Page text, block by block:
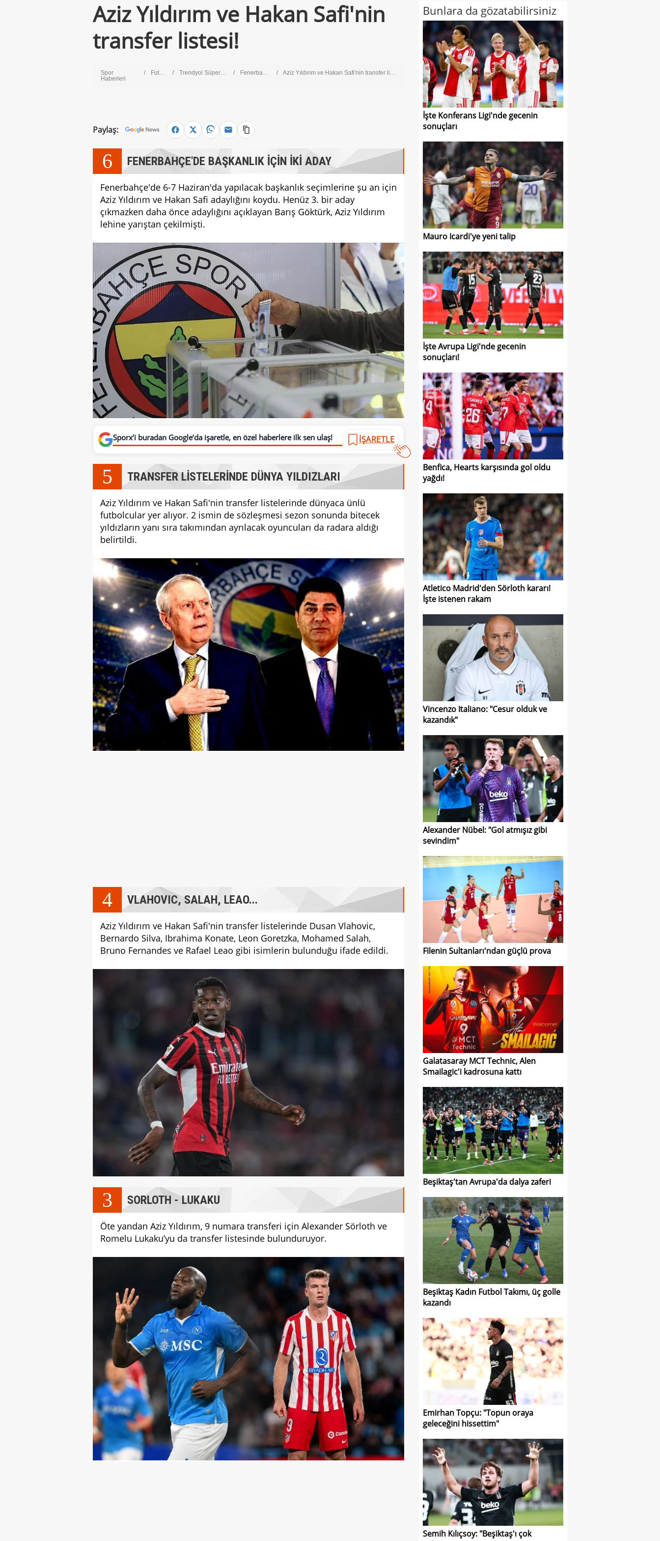
Aziz Yıldırım ve Hakan Safi'nin
transfer listesi!
Spor
Haberleri
Futbol Trendyol Süper Lig Fenerbahçe Aziz Yıldırım ve Hakan Safi'nin transfer listesi!
Paylaş:
6 FENERBAHÇE'DE BAŞKANLIK İÇİN İKİ ADAY
Fenerbahçe'de 6-7 Haziran'da yapılacak başkanlık seçimlerine şu an için
Aziz Yıldırım ve Hakan Safi adaylığını koydu. Henüz 3. bir aday
çıkmazken daha önce adaylığını açıklayan Barış Göktürk, Aziz Yıldırım
lehine yarıştan çekilmişti.
Sporx’i buradan Google’da işaretle, en özel haberlere ilk sen ulaş! İŞARETLE
5 TRANSFER LİSTELERİNDE DÜNYA YILDIZLARI
Aziz Yıldırım ve Hakan Safi'nin transfer listelerinde dünyaca ünlü
futbolcular yer alıyor. 2 ismin de sözleşmesi sezon sonunda bitecek
yıldızların yanı sıra takımından ayrılacak oyuncuları da radara aldığı
belirtildi.
4 VLAHOVIC, SALAH, LEAO...
Aziz Yıldırım ve Hakan Safi'nin transfer listelerinde Dusan Vlahovic,
Bernardo Silva, Ibrahima Konate, Leon Goretzka, Mohamed Salah,
Bruno Fernandes ve Rafael Leao gibi isimlerin bulunduğu ifade edildi.
3 SORLOTH - LUKAKU
Öte yandan Aziz Yıldırım, 9 numara transferi için Alexander Sörloth ve
Romelu Lukaku’yu da transfer listesinde bulunduruyor.
Bunlara da gözatabilirsiniz
İşte Konferans Ligi'nde gecenin
sonuçları
Mauro Icardi'ye yeni talip
İşte Avrupa Ligi'nde gecenin
sonuçları!
Benfica, Hearts karşısında gol oldu
yağdı!
Atletico Madrid'den Sörloth kararı!
İşte istenen rakam
Vincenzo Italiano: "Cesur olduk ve
kazandık"
Alexander Nübel: "Gol atmışız gibi
sevindim"
Filenin Sultanları'ndan güçlü prova
Galatasaray MCT Technic, Alen
Smailagic'i kadrosuna kattı
Beşiktaş'tan Avrupa'da dalya zaferi
Beşiktaş Kadın Futbol Takımı, üç golle
kazandı
Emirhan Topçu: "Topun oraya
geleceğini hissettim"
Semih Kılıçsoy: "Beşiktaş'ı çok